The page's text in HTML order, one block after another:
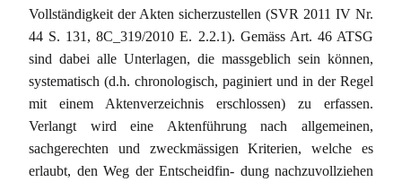
Vollständigkeit der Akten sicherzustellen (SVR 2011 IV Nr.
44 S. 131, 8C_319/2010 E. 2.2.1). Gemäss Art. 46 ATSG
sind dabei alle Unterlagen, die massgeblich sein können,
systematisch (d.h. chronologisch, paginiert und in der Regel
mit einem Aktenverzeichnis erschlossen) zu erfassen.
Verlangt wird eine Aktenführung nach allgemeinen,
sachgerechten und zweckmässigen Kriterien, welche es
erlaubt, den Weg der Entscheidfin- dung nachzuvollziehen